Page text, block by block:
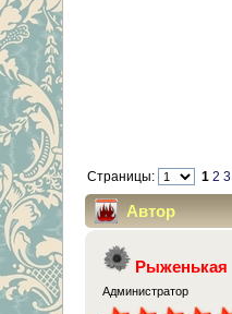
Страницы:
1 2 3
Автор
Рыженькая
Администратор